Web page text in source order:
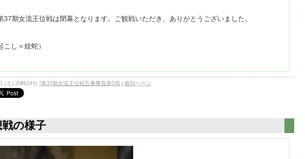
37期女流王位戦は閉幕となります。ご観戦いただき、ありがとうございました。
こし＝紋蛇）
(土) 20時24分 *第37期女流王位戦五番勝負第3局 | 個別ページ
戦の様子